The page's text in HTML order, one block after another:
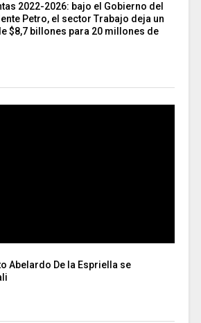
2022-2026: bajo el Gobierno del
Petro, el sector Trabajo deja un
$8,7 billones para 20 millones de
Abelardo De la Espriella se